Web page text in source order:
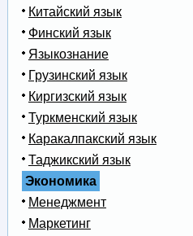
Китайский язык
Финский язык
Языкознание
Грузинский язык
Киргизский язык
Туркменский язык
Каракалпакский язык
Таджикский язык
Экономика
Менеджмент
Маркетинг